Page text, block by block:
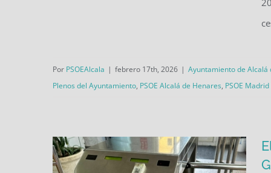
sexual
Por PSOEAlcala | febrero 17th, 2026 | Ayuntamiento de Alcalá
Plenos del Ayuntamiento, PSOE Alcalá de Henares, PSOE Madrid